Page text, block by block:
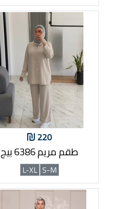
220
طقم مريم 6386 بيج
S-M
L-XL